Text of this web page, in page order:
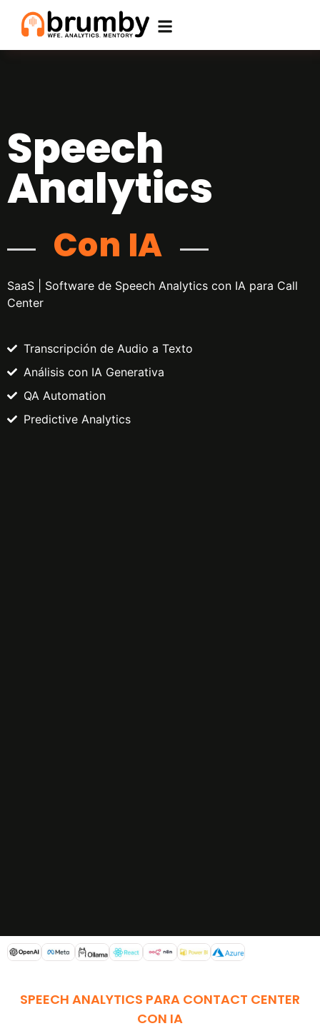
Speech
Analytics
Con IA
SaaS | Software de Speech Analytics con IA para Call
Center
Transcripción de Audio a Texto
Análisis con IA Generativa
QA Automation
Predictive Analytics
SPEECH ANALYTICS PARA CONTACT CENTER
CON IA